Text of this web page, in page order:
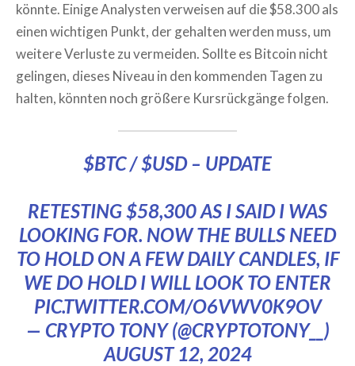
könnte. Einige Analysten verweisen auf die $58.300 als
einen wichtigen Punkt, der gehalten werden muss, um
weitere Verluste zu vermeiden. Sollte es Bitcoin nicht
gelingen, dieses Niveau in den kommenden Tagen zu
halten, könnten noch größere Kursrückgänge folgen.
$BTC/$USD– UPDATE
RETESTING $58,300 AS I SAID I WAS
LOOKING FOR. NOW THE BULLS NEED
TO HOLD ON A FEW DAILY CANDLES, IF
WE DO HOLD I WILL LOOK TO ENTER
PIC.TWITTER.COM/O6VWV0K9OV
— CRYPTO TONY (@CRYPTOTONY__)
AUGUST 12, 2024